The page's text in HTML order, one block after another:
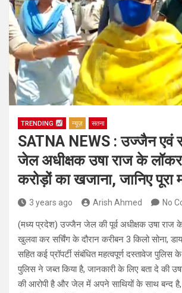
TRENDING न्यूज़ सतना
SATNA NEWS : उज्जैन एवं
जेल अधीक्षक उषा राज के
करोड़ों का खजाना, जानिए पूरा
3 years ago Arish Ahmed No
(मध्य प्रदेश) उज्जैन जेल की पूर्व अधीक्षक उषा राज
खुलवा कर सर्चिंग के दौरान करीबन 3 किलो सोना,
सहित कई प्रॉपर्टी संबंधित महत्वपूर्ण दस्तावेज
पुलिस ने जब्त किया है, जानकारी के लिए बता दे की
की आरोपी है और जेल में अपने साथियों के साथ बन्द